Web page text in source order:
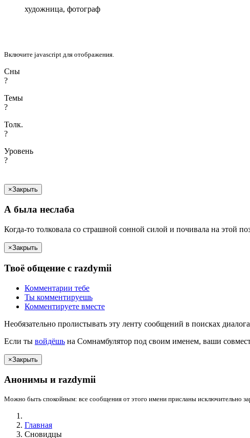
художница, фотограф
Включите javascript для отображения.
Сны
?
Темы
?
Толк.
?
Уровень
?
×Закрыть
А была неслаба
Когда-то толковала со страшной сонной силой и почивала на этой
×Закрыть
Твоё общение с razdymii
Комментарии тебе
Ты комментируешь
Комментируете вместе
Необязательно пролистывать эту ленту сообщений в поисках
Если ты войдёшь на Сомнамбулятор под своим именем, ваши
×Закрыть
Анонимы и razdymii
Можно быть спокойным: все сообщения от этого имени присланы исключительно
Главная
Сновидцы